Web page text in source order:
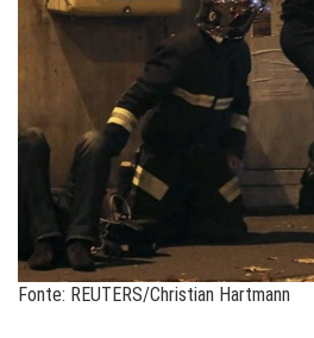
Fonte: REUTERS/Christian Hartmann